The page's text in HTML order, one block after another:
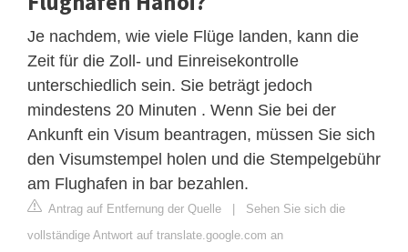
Je nachdem, wie viele Flüge landen, kann die
Zeit für die Zoll- und Einreisekontrolle
unterschiedlich sein. Sie beträgt jedoch
mindestens 20 Minuten . Wenn Sie bei der
Ankunft ein Visum beantragen, müssen Sie sich
den Visumstempel holen und die Stempelgebühr
am Flughafen in bar bezahlen.
Antrag auf Entfernung der Quelle
Sehen Sie sich die
vollständige Antwort auf translate.google.com an